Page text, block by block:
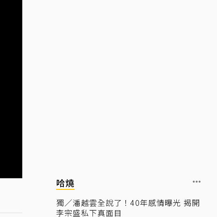
哈燒
獨／潘越雲全說了！40年感情曝光 揭開
李宗盛私下真面目